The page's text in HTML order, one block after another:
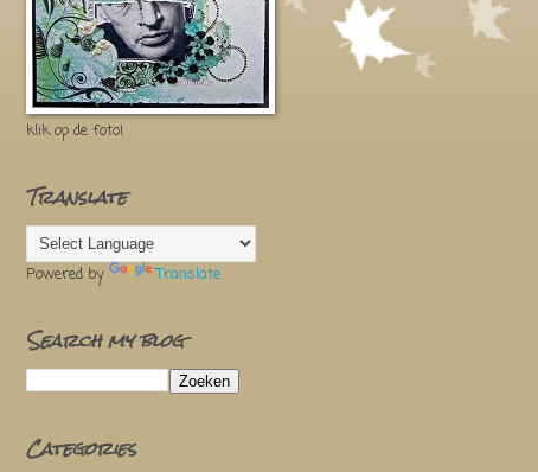
klik op de foto!
Translate
Powered by Translate
Search my blog
Categories